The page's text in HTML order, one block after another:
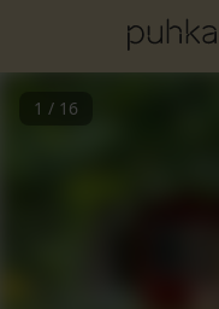
1 / 16